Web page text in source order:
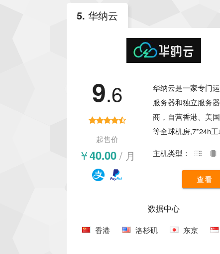
5. 华纳云
9.6
起售价
￥40.00 / 月
华纳云是一家专门
服务器和独立服务
商，自营香港、美
等全球机房,7*24h工
相当多的经验，不断
产品。华纳云提供
DDoS高防服务是其
色，对于需要香港云
器、物理服务器、
主机类型：
查看
数据中心
香港 洛杉矶 东京